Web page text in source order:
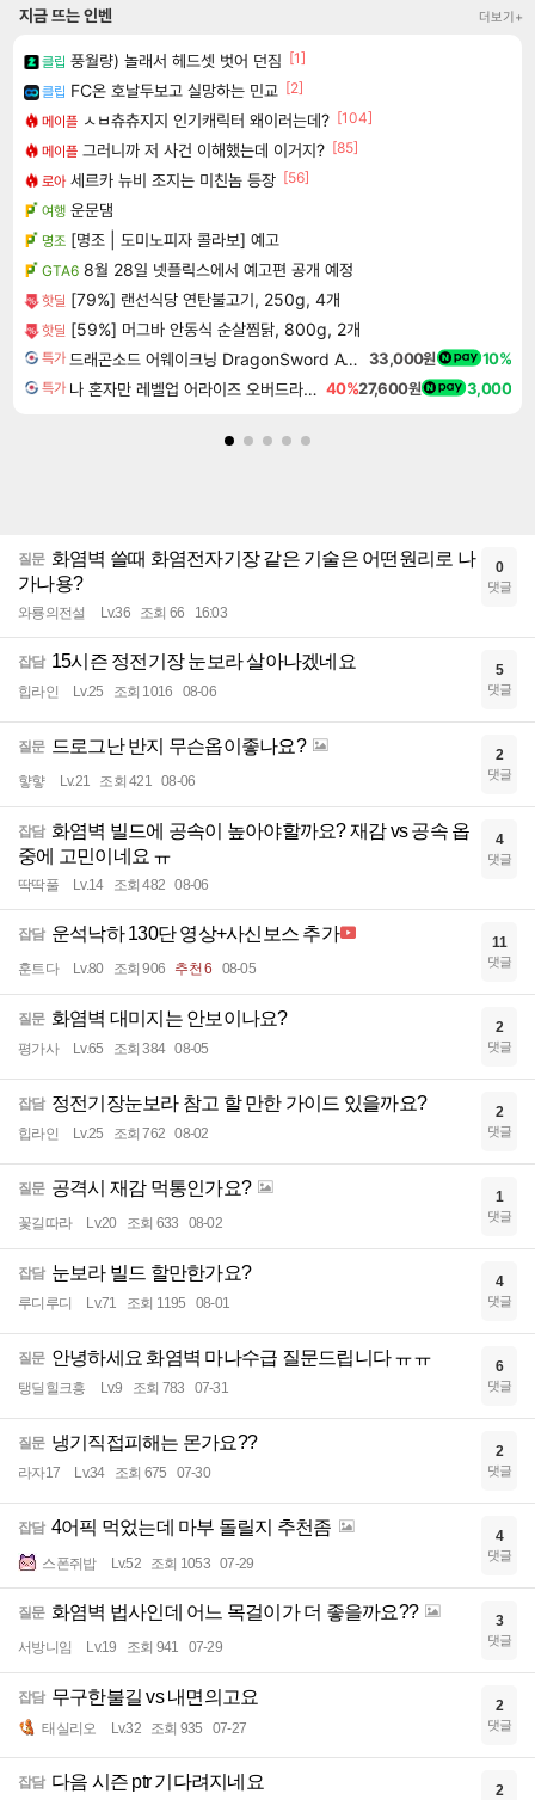
지금 뜨는 인벤 더보기+
클립 풍월량) 놀래서 헤드셋 벗어 던짐 [1]
클립 FC온 호날두보고 실망하는 민교 [2]
메이플 ㅅㅂ츄츄지지 인기캐릭터 왜이러는데? [104]
메이플 그러니까 저 사건 이해했는데 이거지? [85]
로아 세르카 뉴비 조지는 미친놈 등장 [56]
여행 운문댐
명조 [명조 | 도미노피자 콜라보] 예고
GTA6 8월 28일 넷플릭스에서 예고편 공개 예정
핫딜 [79%] 랜선식당 연탄불고기, 250g, 4개
핫딜 [59%] 머그바 안동식 순살찜닭, 800g, 2개
특가 드래곤소드 어웨이크닝 DragonSword Awakening 33,000원 10%
특가 나 혼자만 레벨업 어라이즈 오버드라이브 Solo Leveling Arise 40%27,600원 3,000
질문 화염벽 쓸때 화염전자기장 같은 기술은 어떤원리로 나
가나용?
와룡의전설 Lv.36 조회 66 16:03
0
댓글
잡담 15시즌 정전기장 눈보라 살아나겠네요
힙라인 Lv.25 조회 1016 08-06
5
댓글
질문 드로그난 반지 무슨옵이좋나요?
햫햫 Lv.21 조회 421 08-06
2
댓글
잡담 화염벽 빌드에 공속이 높아야할까요? 재감 vs 공속 옵
중에 고민이네요 ㅠ
딱딱풀 Lv.14 조회 482 08-06
4
댓글
잡담 운석낙하 130단 영상+사신보스 추가
훈트다 Lv.80 조회 906 추천 6 08-05
11
댓글
질문 화염벽 대미지는 안보이나요?
평가사 Lv.65 조회 384 08-05
2
댓글
잡담 정전기장눈보라 참고 할 만한 가이드 있을까요?
힙라인 Lv.25 조회 762 08-02
2
댓글
질문 공격시 재감 먹통인가요?
꽃길따라 Lv.20 조회 633 08-02
1
댓글
잡담 눈보라 빌드 할만한가요?
루디루디 Lv.71 조회 1195 08-01
4
댓글
질문 안녕하세요 화염벽 마나수급 질문드립니다 ㅠㅠ
탱딜힐크흥 Lv.9 조회 783 07-31
6
댓글
질문 냉기직접피해는 몬가요??
라자17 Lv.34 조회 675 07-30
2
댓글
잡담 4어픽 먹었는데 마부 돌릴지 추천좀
스폰쥐밥 Lv.52 조회 1053 07-29
4
댓글
질문 화염벽 법사인데 어느 목걸이가 더 좋을까요??
서방니임 Lv.19 조회 941 07-29
3
댓글
잡담 무구한불길 vs 내면의고요
태실리오 Lv.32 조회 935 07-27
2
댓글
잡담 다음 시즌 ptr 기다려지네요 2